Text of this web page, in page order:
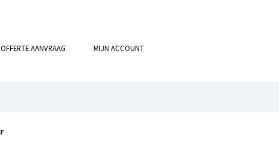
OFFERTE AANVRAAG MIJN ACCOUNT